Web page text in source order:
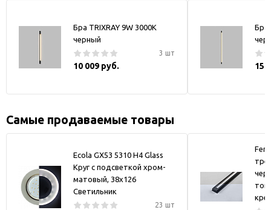
Бра TRIXRAY 9W 3000К
черный
3 шт
10 009 руб.
Бра
15
Самые продаваемые товары
Ecola GX53 5310 H4 Glass
Круг с подсветкой хром-
матовый, 38x126
Светильник
23 шт